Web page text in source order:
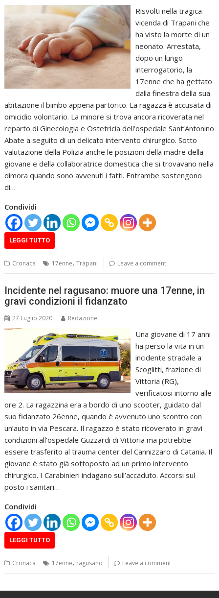
Risvolti nella tragica
vicenda di Trapani che
ha visto la morte di un
neonato. Arrestata,
dopo un lungo
interrogatorio, la
17enne che ha gettato
dalla finestra della sua
abitazione il bimbo appena partorito. La ragazza è accusata di
omicidio volontario. La minore si trova ancora ricoverata nel
reparto di Ginecologia e Ostetricia dell’ospedale Sant’Antonino
Abate a seguito di un delicato intervento chirurgico. Sotto
valutazione della Polizia anche le posizioni della madre della
giovane e della collaboratrice domestica che si trovavano nella
dimora quando sono avvenuti i fatti. Entrambe sostengono
di…
Condividi
LEGGI TUTTO
Cronaca 17enne,Trapani Leave a comment
Incidente nel ragusano: muore una 17enne, in
gravi condizioni il fidanzato
27 Luglio 2020 Redazione
Una giovane di 17 anni
ha perso la vita in un
incidente stradale a
Scoglitti, frazione di
Vittoria (RG),
verificatosi intorno alle
ore 2. La ragazzina era a bordo di uno scooter, guidato dal
suo fidanzato 26enne, quando è avvenuto uno scontro con
un’auto in via Pescara. Il ragazzo è stato ricoverato in gravi
condizioni all’ospedale Guzzardi di Vittoria ma potrebbe
essere trasferito al trauma center del Cannizzaro di Catania. Il
giovane è stato già sottoposto ad un primo intervento
chirurgico. I Carabinieri indagano sull’accaduto. Accorsi sul
posto i sanitari…
Condividi
LEGGI TUTTO
Cronaca 17enne, ragusano Leave a comment